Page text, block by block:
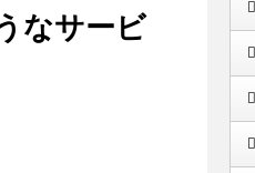
なサービ